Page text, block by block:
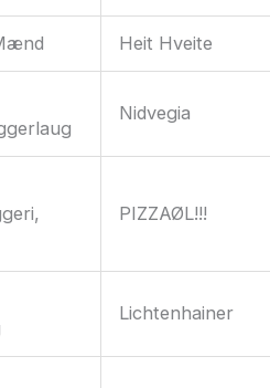
Heit Hveite
Nidvegia
PIZZAØL!!!
Lichtenhainer